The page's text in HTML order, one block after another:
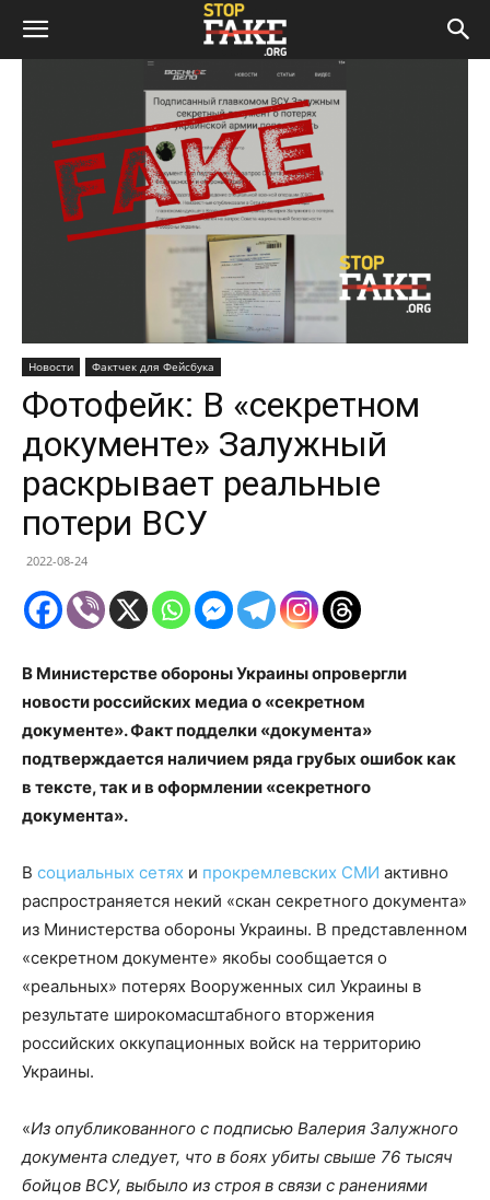
Новости Фактчек для Фейсбука
Фотофейк: В «секретном
документе» Залужный
раскрывает реальные
потери ВСУ
2022-08-24
В Министерстве обороны Украины опровергли
новости российских медиа о «секретном
документе». Факт подделки «документа»
подтверждается наличием ряда грубых ошибок как
в тексте, так и в оформлении «секретного
документа».
В социальных сетях и прокремлевских СМИ активно
распространяется некий «скан секретного документа»
из Министерства обороны Украины. В представленном
«секретном документе» якобы сообщается о
«реальных» потерях Вооруженных сил Украины в
результате широкомасштабного вторжения
российских оккупационных войск на территорию
Украины.
«Из опубликованного с подписью Валерия Залужного
документа следует, что в боях убиты свыше 76 тысяч
бойцов ВСУ, выбыло из строя в связи с ранениями